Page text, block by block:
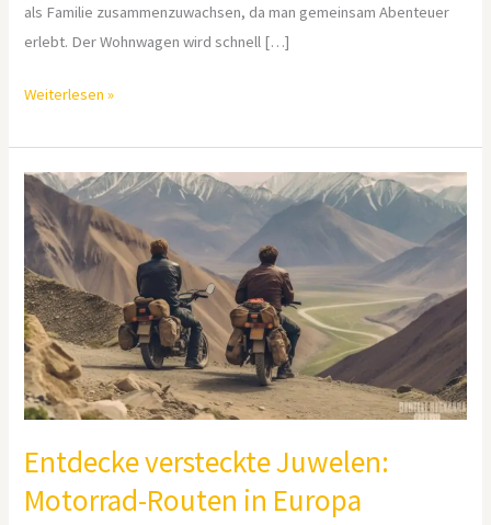
als Familie zusammenzuwachsen, da man gemeinsam Abenteuer
erlebt. Der Wohnwagen wird schnell […]
Weiterlesen »
Entdecke versteckte Juwelen:
Motorrad-Routen in Europa
Entdecke
versteckte
Juwelen:
Motorrad-
Routen
in
Europa